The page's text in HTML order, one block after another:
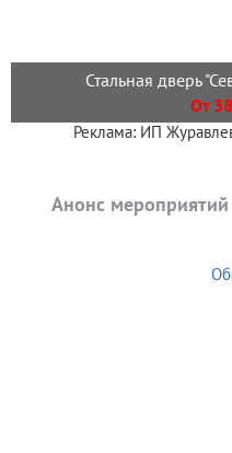
Стальная дверь
От
Реклама: ИП
Анонс мероприятий